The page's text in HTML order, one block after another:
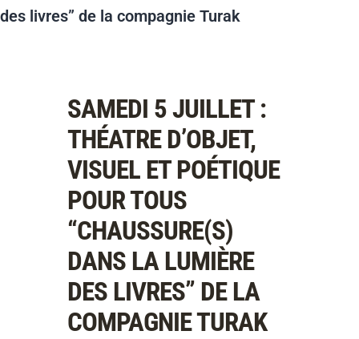
des livres” de la compagnie Turak
SAMEDI 5 JUILLET :
THÉATRE D’OBJET,
VISUEL ET POÉTIQUE
POUR TOUS
“CHAUSSURE(S)
DANS LA LUMIÈRE
DES LIVRES” DE LA
COMPAGNIE TURAK